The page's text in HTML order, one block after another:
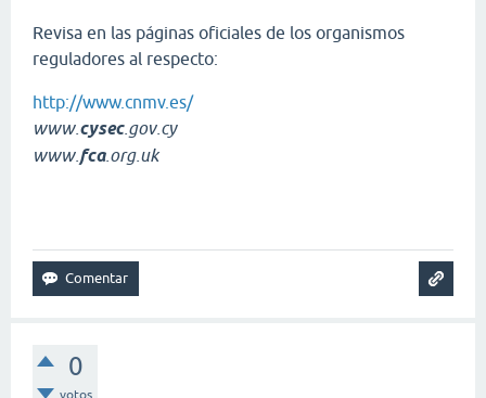
Revisa en las páginas oficiales de los organismos
reguladores al respecto:
http://www.cnmv.es/
www. cysec.gov.cy
www. fca.org.uk
0